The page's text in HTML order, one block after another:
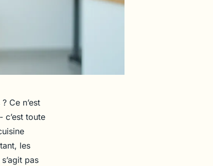
Ce n’est
c’est toute
les
pas